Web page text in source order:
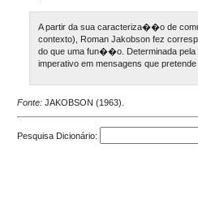
A partir da sua caracteriza��o de
contexto), Roman Jakobson fez
do que uma fun��o. Determinada
imperativo em mensagens que
Fonte: JAKOBSON (1963).
Pesquisa Dicionário: